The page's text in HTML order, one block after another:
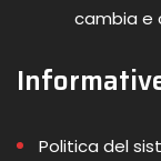
cambia e
Politica del